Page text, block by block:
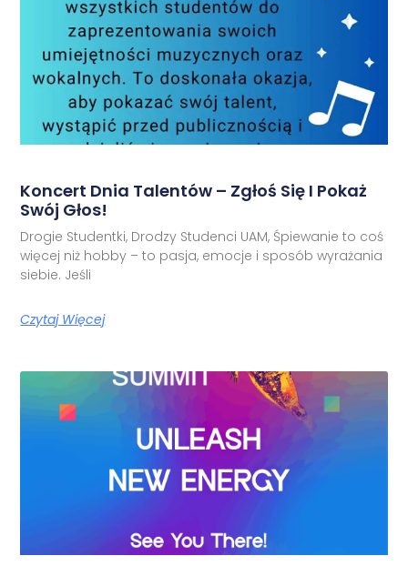
Koncert Dnia Talentów – Zgłoś Się I Pokaż
Swój Głos!
Drogie Studentki, Drodzy Studenci UAM, Śpiewanie to coś
więcej niż hobby – to pasja, emocje i sposób wyrażania
siebie. Jeśli
Czytaj Więcej